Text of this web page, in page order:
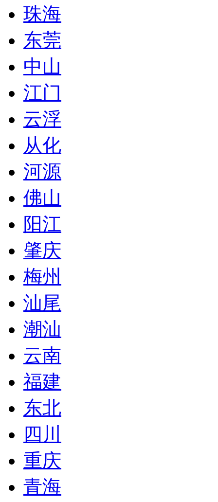
珠海
东莞
中山
江门
云浮
从化
河源
佛山
阳江
肇庆
梅州
汕尾
潮汕
云南
福建
东北
四川
重庆
青海